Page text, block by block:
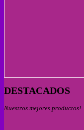
DESTACADOS
Nuestros mejores productos!